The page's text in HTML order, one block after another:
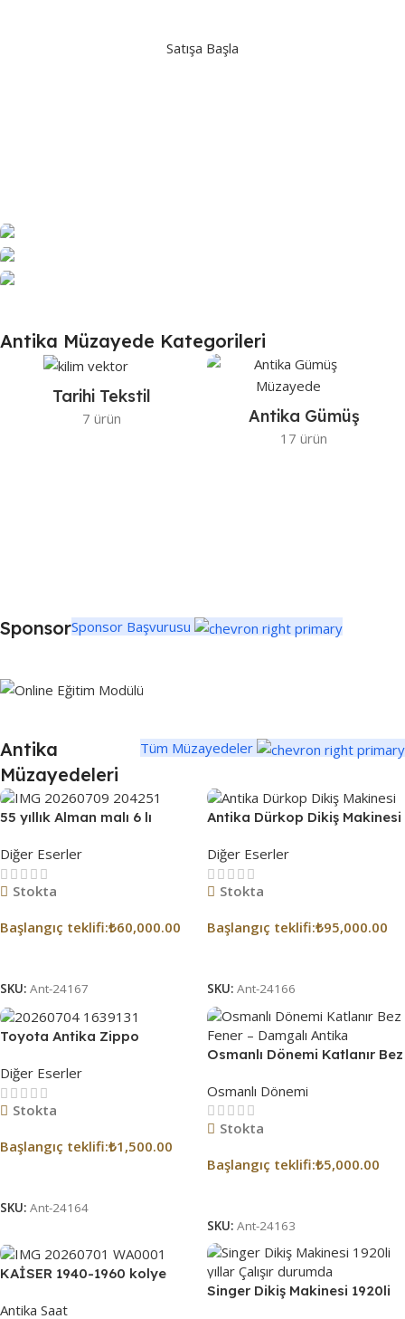
Satışa Başla
Gün Saat Dk Sn
Teklif Ver
Antika Halı
Müzayedeye Katıl
Teklif Ver
Antika Müzayede Kategorileri
Tarihi Tekstil
7 ürün Antika Gümüş
17 ürün
SponsorSponsor Başvurusu
Antika
Müzayedeleri
Tüm Müzayedeler
55 yıllık Alman malı 6 lı
Diğer Eserler
Stokta
Başlangıç ​​teklifi:₺60,000.00
SKU: Ant-24167
Antika Dürkop Dikiş Makinesi
Diğer Eserler
Stokta
Başlangıç ​​teklifi:₺95,000.00
SKU: Ant-24166
Toyota Antika Zippo
Diğer Eserler
Stokta
Başlangıç ​​teklifi:₺1,500.00
SKU: Ant-24164
Osmanlı Dönemi Katlanır Bez
Osmanlı Dönemi
Stokta
Başlangıç ​​teklifi:₺5,000.00
SKU: Ant-24163
KAİSER 1940-1960 kolye
Antika Saat
Singer Dikiş Makinesi 1920li